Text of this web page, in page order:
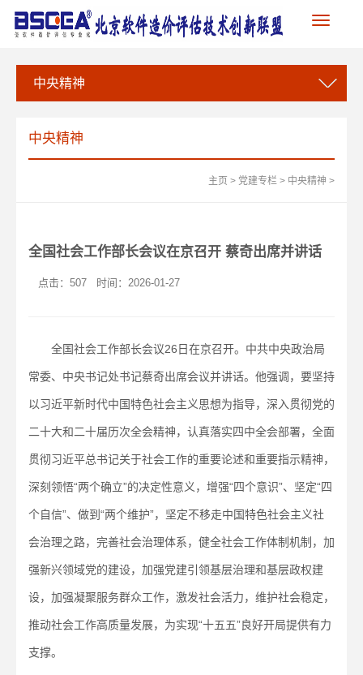
Toggle
navigation
中央精神
中央精神
主页 > 党建专栏 > 中央精神 >
全国社会工作部长会议在京召开 蔡奇出席并讲话
点击： 507 时间：2026-01-27
全国社会工作部长会议26日在京召开。中共中央政治局
常委、中央书记处书记蔡奇出席会议并讲话。他强调，要坚持
以习近平新时代中国特色社会主义思想为指导，深入贯彻党的
二十大和二十届历次全会精神，认真落实四中全会部署，全面
贯彻习近平总书记关于社会工作的重要论述和重要指示精神，
深刻领悟“两个确立”的决定性意义，增强“四个意识”、坚定“四
个自信”、做到“两个维护”，坚定不移走中国特色社会主义社
会治理之路，完善社会治理体系，健全社会工作体制机制，加
强新兴领域党的建设，加强党建引领基层治理和基层政权建
设，加强凝聚服务群众工作，激发社会活力，维护社会稳定，
推动社会工作高质量发展，为实现“十五五”良好开局提供有力
支撑。